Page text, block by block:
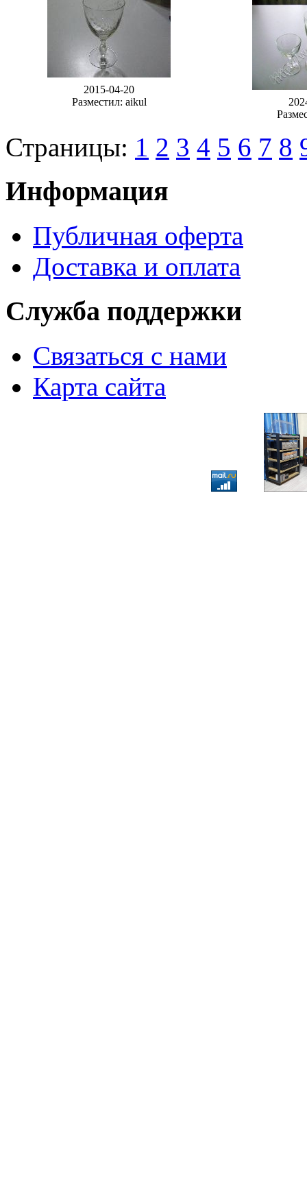
2015-04-20
Разместил: aikul
Страницы: 1 2 3 4 5 6 7 8
Информация
Публичная оферта
Доставка и оплата
Служба поддержки
Связаться с нами
Карта сайта